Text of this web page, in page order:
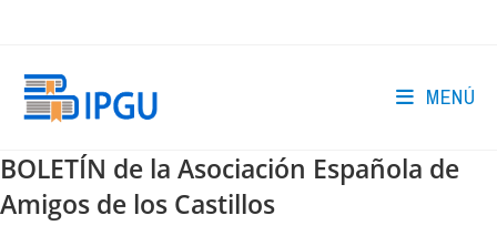
MENÚ
BOLETÍN de la Asociación Española de
Amigos de los Castillos